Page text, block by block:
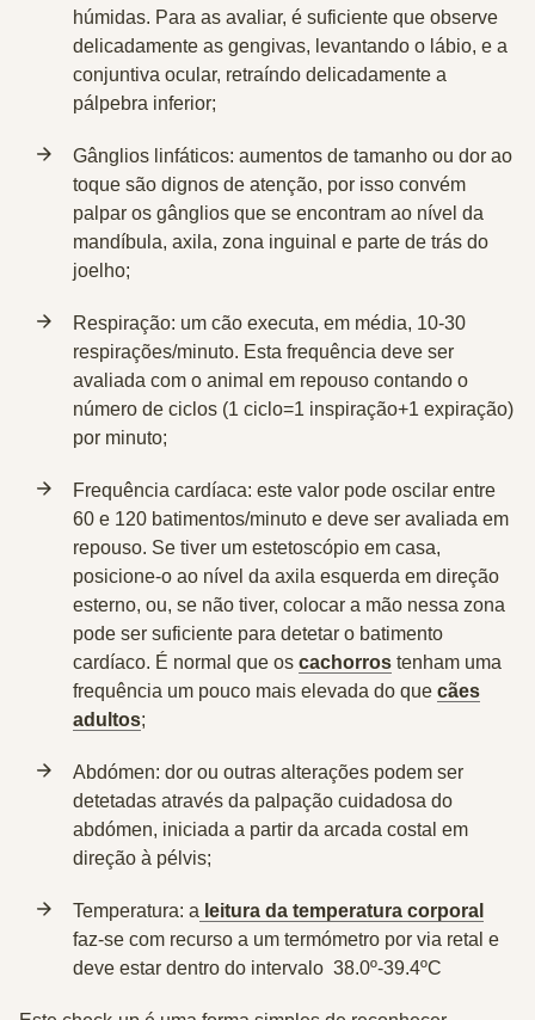
húmidas. Para as avaliar, é suficiente que observe
delicadamente as gengivas, levantando o lábio, e a
conjuntiva ocular, retraíndo delicadamente a
pálpebra inferior;
Gânglios linfáticos: aumentos de tamanho ou dor ao
toque são dignos de atenção, por isso convém
palpar os gânglios que se encontram ao nível da
mandíbula, axila, zona inguinal e parte de trás do
joelho;
Respiração: um cão executa, em média, 10-30
respirações/minuto. Esta frequência deve ser
avaliada com o animal em repouso contando o
número de ciclos (1 ciclo=1 inspiração+1 expiração)
por minuto;
Frequência cardíaca: este valor pode oscilar entre
60 e 120 batimentos/minuto e deve ser avaliada em
repouso. Se tiver um estetoscópio em casa,
posicione-o ao nível da axila esquerda em direção
esterno, ou, se não tiver, colocar a mão nessa zona
pode ser suficiente para detetar o batimento
cardíaco. É normal que os cachorros tenham uma
frequência um pouco mais elevada do que cães
adultos;
Abdómen: dor ou outras alterações podem ser
detetadas através da palpação cuidadosa do
abdómen, iniciada a partir da arcada costal em
direção à pélvis;
Temperatura: a leitura da temperatura corporal
faz-se com recurso a um termómetro por via retal e
deve estar dentro do intervalo 38.0º-39.4ºC